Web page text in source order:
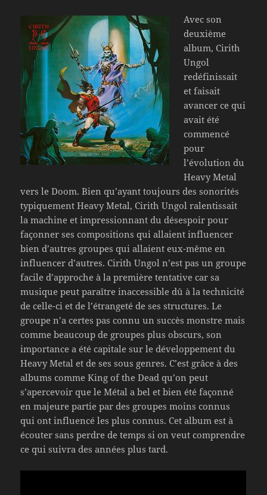
Avec son
deuxième
album, Cirith
Ungol
redéfinissait
et faisait
avancer ce qui
avait été
commencé
pour
l’évolution du
Heavy Metal
vers le Doom. Bien qu’ayant toujours des sonorités
typiquement Heavy Metal, Cirith Ungol ralentissait
la machine et impressionnant du désespoir pour
façonner ses compositions qui allaient influencer
bien d’autres groupes qui allaient eux-même en
influencer d’autres. Cirith Ungol n’est pas un groupe
facile d’approche à la première tentative car sa
musique peut paraître inaccessible dû à la technicité
de celle-ci et de l’étrangeté de ses structures. Le
groupe n’a certes pas connu un succès monstre mais
comme beaucoup de groupes plus obscurs, son
importance a été capitale sur le développement du
Heavy Metal et de ses sous genres. C’est grâce à des
albums comme King of the Dead qu’on peut
s’apercevoir que le Métal a bel et bien été façonné
en majeure partie par des groupes moins connus
qui ont influencé les plus connus. Cet album est à
écouter sans perdre de temps si on veut comprendre
ce qui suivra des années plus tard.